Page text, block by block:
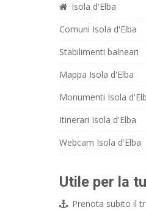
Isola d'Elba
Comuni Isola d'Elba
Stabilimenti balneari
Mappa Isola d'Elba
Monumenti Isola
Itinerari Isola d'Elba
Webcam Isola d'Elba
Utile per la
Prenota subito il